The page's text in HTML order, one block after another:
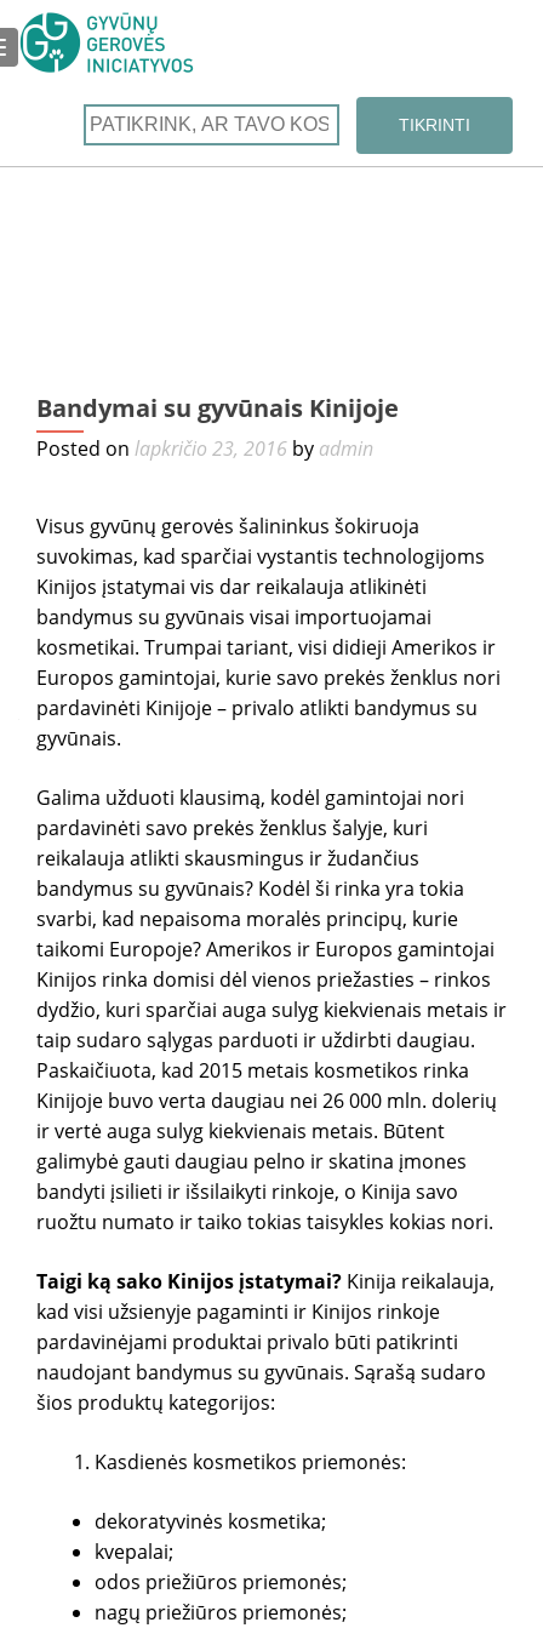
NAVIGATION
Bandymai su gyvūnais Kinijoje
Posted on lapkričio 23, 2016 by admin
Visus gyvūnų gerovės šalininkus šokiruoja
suvokimas, kad sparčiai vystantis technologijoms
Kinijos įstatymai vis dar reikalauja atlikinėti
bandymus su gyvūnais visai importuojamai
kosmetikai. Trumpai tariant, visi didieji Amerikos ir
Europos gamintojai, kurie savo prekės ženklus nori
pardavinėti Kinijoje – privalo atlikti bandymus su
gyvūnais.
Galima užduoti klausimą, kodėl gamintojai nori
pardavinėti savo prekės ženklus šalyje, kuri
reikalauja atlikti skausmingus ir žudančius
bandymus su gyvūnais? Kodėl ši rinka yra tokia
svarbi, kad nepaisoma moralės principų, kurie
taikomi Europoje? Amerikos ir Europos gamintojai
Kinijos rinka domisi dėl vienos priežasties – rinkos
dydžio, kuri sparčiai auga sulyg kiekvienais metais ir
taip sudaro sąlygas parduoti ir uždirbti daugiau.
Paskaičiuota, kad 2015 metais kosmetikos rinka
Kinijoje buvo verta daugiau nei 26 000 mln. dolerių
ir vertė auga sulyg kiekvienais metais. Būtent
galimybė gauti daugiau pelno ir skatina įmones
bandyti įsilieti ir išsilaikyti rinkoje, o Kinija savo
ruožtu numato ir taiko tokias taisykles kokias nori.
Taigi ką sako Kinijos įstatymai? Kinija reikalauja,
kad visi užsienyje pagaminti ir Kinijos rinkoje
pardavinėjami produktai privalo būti patikrinti
naudojant bandymus su gyvūnais. Sąrašą sudaro
šios produktų kategorijos:
Kasdienės kosmetikos priemonės:
dekoratyvinės kosmetika;
kvepalai;
odos priežiūros priemonės;
nagų priežiūros priemonės;